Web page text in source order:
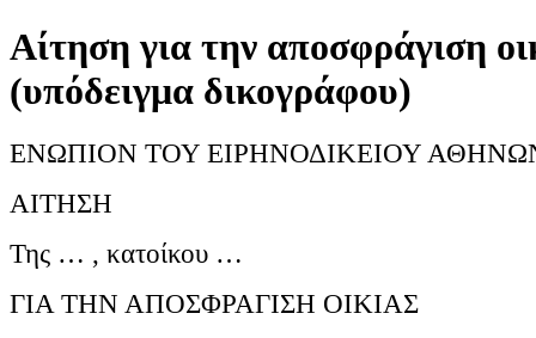
Αίτηση για την αποσφράγιση
(υπόδειγμα δικογράφου)
ΕΝΩΠΙΟΝ ΤΟΥ ΕΙΡΗΝΟΔΙΚΕΙΟΥ
ΑΙΤΗΣΗ
Της … , κατοίκου …
ΓΙΑ ΤΗΝ ΑΠΟΣΦΡΑΓΙΣΗ ΟΙΚΙΑΣ